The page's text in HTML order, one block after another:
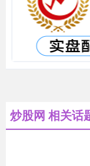
炒股网 相关话